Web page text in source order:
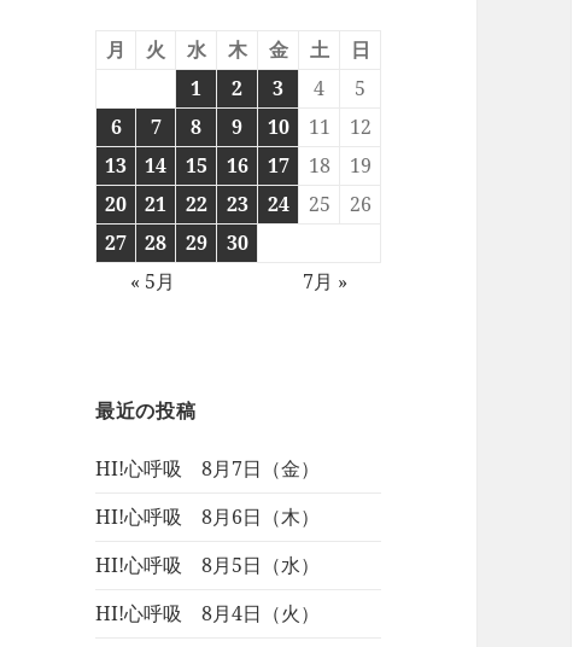
月 火 水 木 金 土
日
1
2 3 4
5
6
7 8 9 10 11
12
13
14 15 16 17 18
19
20
21 22 23 24 25
26
27
28 29
30
« 5月
7月 »
最近の投稿
HI!心呼吸 8月7日（金）
HI!心呼吸 8月6日（木）
HI!心呼吸 8月5日（水）
HI!心呼吸 8月4日（火）